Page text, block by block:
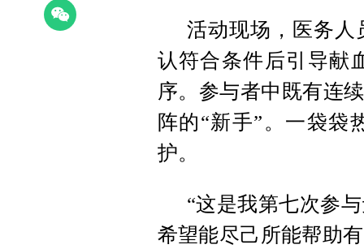
活动现场，医务人
认符合条件后引导献
序。参与者中既有连
阵的“新手”。一袋袋
护。
“这是我第七次参
希望能尽己所能帮助